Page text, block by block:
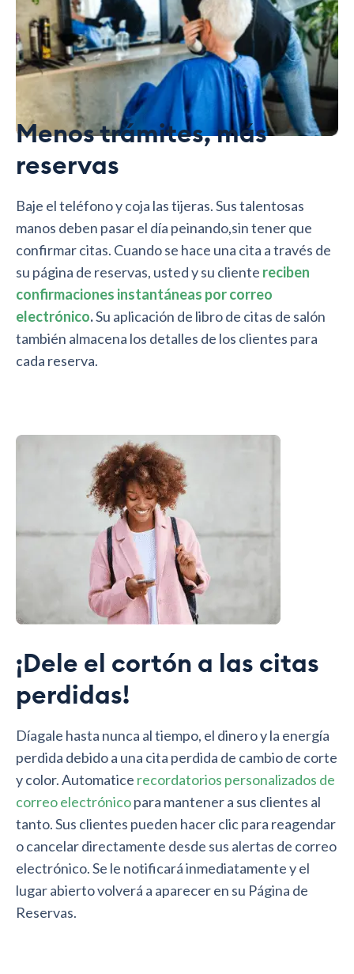
Menos trámites, más
reservas
Baje el teléfono y coja las tijeras. Sus talentosas
manos deben pasar el día peinando,sin tener que
confirmar citas. Cuando se hace una cita a través de
su página de reservas, usted y su cliente reciben
confirmaciones instantáneas por correo
electrónico.Su aplicación de libro de citas de salón
también almacena los detalles de los clientes para
cada reserva.
¡Dele el cortón a las citas
perdidas!
Díagale hasta nunca al tiempo, el dinero y la energía
perdida debido a una cita perdida de cambio de corte
y color. Automatice recordatorios personalizados de
correo electrónicopara mantener a sus clientes al
tanto. Sus clientes pueden hacer clic para reagendar
o cancelar directamente desde sus alertas de correo
electrónico. Se le notificará inmediatamente y el
lugar abierto volverá a aparecer en su Página de
Reservas.